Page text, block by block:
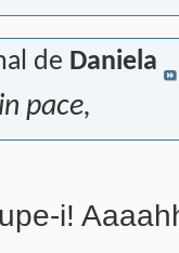
de Daniela
pace,
i!